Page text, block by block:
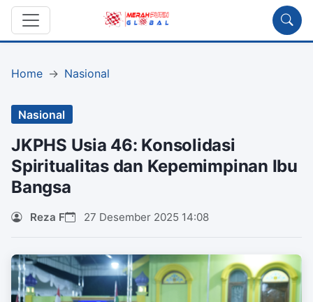
Home Nasional
Nasional
JKPHS Usia 46: Konsolidasi
Spiritualitas dan Kepemimpinan Ibu
Bangsa
Reza F 27 Desember 2025 14:08